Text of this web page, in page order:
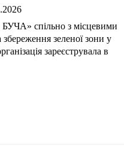
спільно з місцевими
зеленої зони у